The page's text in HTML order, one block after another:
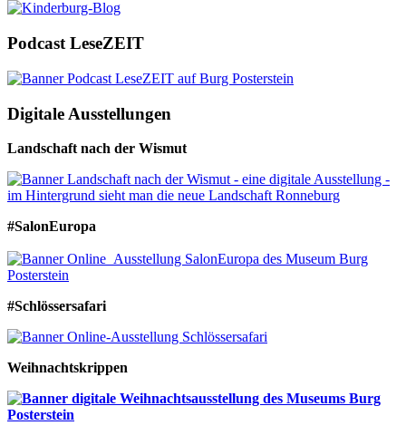
Podcast LeseZEIT
Digitale Ausstellungen
Landschaft nach der Wismut
#SalonEuropa
#Schlössersafari
Weihnachtskrippen